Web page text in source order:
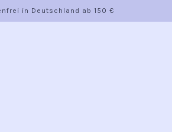
in Deutschland ab 150 €